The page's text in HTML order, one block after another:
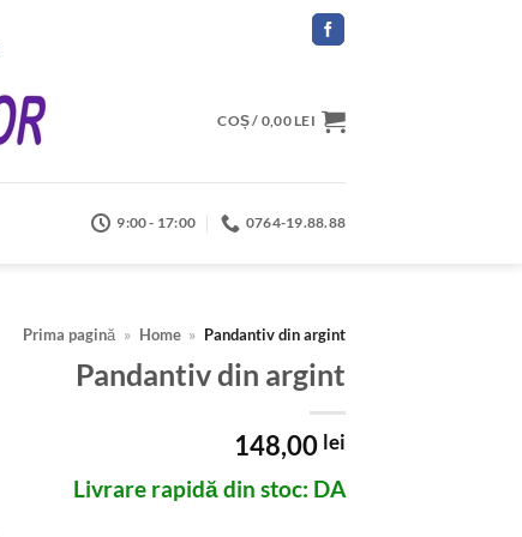
COȘ / 0,00 LEI
9:00 - 17:00 0764-19.88.88
Prima pagină » Home » Pandantiv din argint
Pandantiv din argint
148,00 lei
Livrare rapidă din stoc: DA